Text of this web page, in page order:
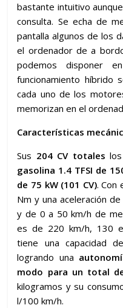
bastante intuitivo
consulta. Se echa de
pantalla algunos de los
el ordenador de a
podemos disponer
funcionamiento híbrido
cada uno de los
memorizan en el
Características
Sus 204 CV totales
gasolina 1.4 TFSI de
de 75 kW (101 CV). Con
Nm y una aceleración
y de 0 a 50 km/h de
es de 220 km/h, 130
tiene una capacidad
logrando una
modo para un total
kilogramos y su
l/100 km/h.